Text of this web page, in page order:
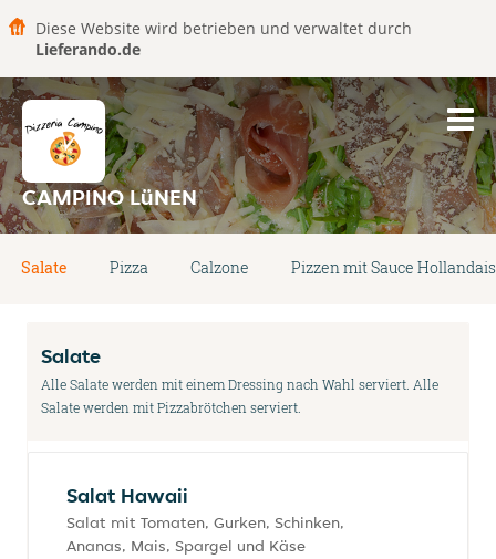
Diese Website wird betrieben und verwaltet durch
Lieferando.de
CAMPINO LüNEN
Salate Pizza Calzone Pizzen mit Sauce
Salate
Alle Salate werden mit einem Dressing nach Wahl serviert. Alle
Salate werden mit Pizzabrötchen serviert.
Salat Hawaii
Salat mit Tomaten, Gurken, Schinken,
Ananas, Mais, Spargel und Käse